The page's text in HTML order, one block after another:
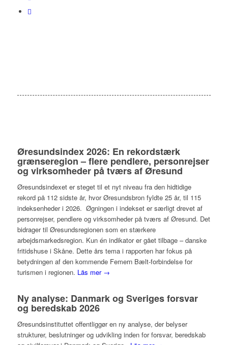
Øresundsindex 2026: En rekordstærk
grænseregion – flere pendlere, personrejser
og virksomheder på tværs af Øresund
Øresundsindexet er steget til et nyt niveau fra den hidtidige
rekord på 112 sidste år, hvor Øresundsbron fyldte 25 år, til 115
indeksenheder i 2026. Øgningen i indekset er særligt drevet af
personrejser, pendlere og virksomheder på tværs af Øresund. Det
bidrager til Øresundsregionen som en stærkere
arbejdsmarkedsregion. Kun én indikator er gået tilbage – danske
fritidshuse i Skåne. Dette års tema i rapporten har fokus på
betydningen af den kommende Femern Bælt-forbindelse for
turismen i regionen. Läs mer →
Ny analyse: Danmark og Sveriges forsvar
og beredskab 2026
Øresundsinstituttet offentliggør en ny analyse, der belyser
strukturer, beslutninger og udvikling inden for forsvar, beredskab